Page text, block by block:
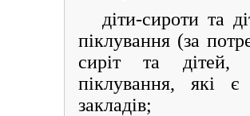
діти-сироти та
піклування (за
сиріт та дітей,
піклування, які є
закладів;